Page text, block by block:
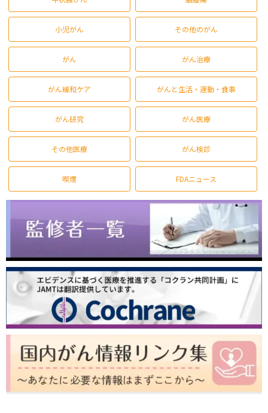
小児がん その他のがん
がん がん治療
がん緩和ケア がんと生活・運動・食事
がん研究 がん医療
その他医療 がん検診
喫煙 FDAニュース